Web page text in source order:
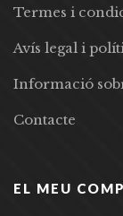
Termes i
Avís legal i
Informació
Contacte
EL MEU